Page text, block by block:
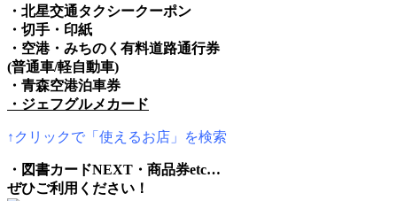
・北星交通タクシークーポン
・切手・印紙
・空港・みちのく有料道路通行券
(普通車/軽自動車)
・青森空港泊車券
・ジェフグルメカード
↑クリックで「使えるお店」を検索
・図書カードNEXT・商品券etc…
ぜひご利用ください！